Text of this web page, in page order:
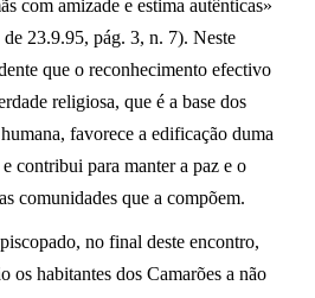
com amizade e estima autênticas»
de 23.9.95, pág. 3, n. 7). Neste
que o reconhecimento efectivo
religiosa, que é a base dos
favorece a edificação duma
contribui para manter a paz e o
comunidades que a compõem.
no final deste encontro,
os habitantes dos Camarões a não